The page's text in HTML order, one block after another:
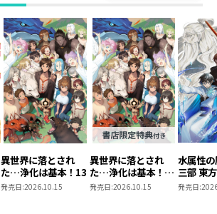
異世界に落とされ
た…浄化は基本！13
発売日:2026.10.15
異世界に落とされ
た…浄化は基本！
13【ピッコマ限定
発売日:2026.10.15
水属性
三部 東
発売日: